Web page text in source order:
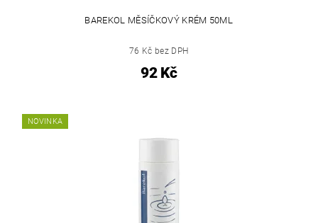
BAREKOL MĚSÍČKOVÝ KRÉM 50ML
76 Kč bez DPH
92 Kč
NOVINKA